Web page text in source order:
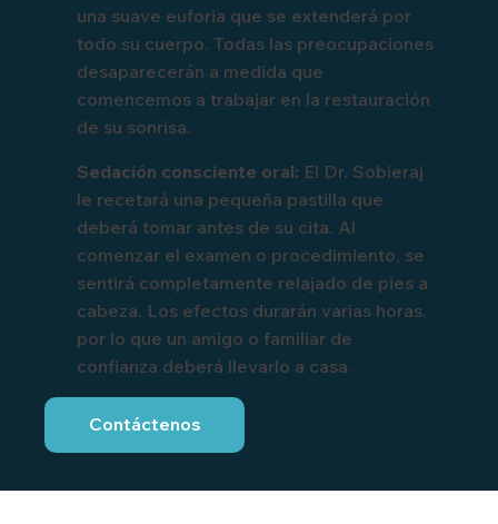
una suave euforia que se extenderá por
todo su cuerpo. Todas las preocupaciones
desaparecerán a medida que
comencemos a trabajar en la restauración
de su sonrisa.
Sedación consciente oral: El Dr. Sobieraj
le recetará una pequeña pastilla que
deberá tomar antes de su cita. Al
comenzar el examen o procedimiento, se
sentirá completamente relajado de pies a
cabeza. Los efectos durarán varias horas,
por lo que un amigo o familiar de
confianza deberá llevarlo a casa.
Contáctenos